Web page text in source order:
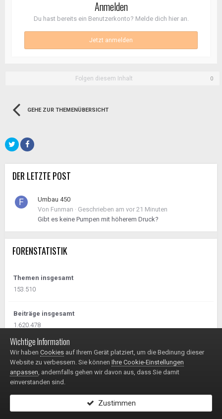
Anmelden
Du hast bereits ein Benutzerkonto? Melde dich hier an.
Jetzt anmelden
Folgen diesem Inhalt 0
GEHE ZUR THEMENÜBERSICHT
DER LETZTE POST
Umbau 450
Von Funman · Geschrieben am vor 21 Minuten
Gibt es keine Pumpen mit höherem Druck?
FORENSTATISTIK
Themen insgesamt
153.510
Beiträge insgesamt
1.620.478
© 1999 - 2025
Powered by Invision Community
Wichtige Information
Wir haben Cookies auf Ihrem Gerät platziert, um die Bedinung dieser
Website zu verbessern. Sie können Ihre Cookie-Einstellungen
anpassen, andernfalls gehen wir davon aus, dass Sie damit
einverstanden sind.
Zustimmen